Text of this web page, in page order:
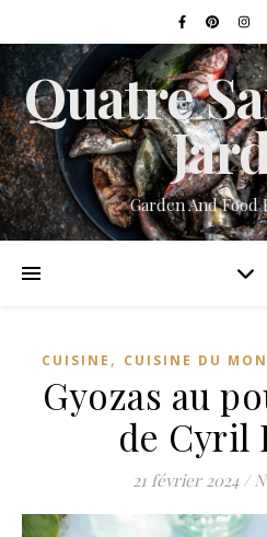
Quatre
Garden And
CUISINE , CUISINE DU
Gyozas au
de Cyril
21 février 2024 /